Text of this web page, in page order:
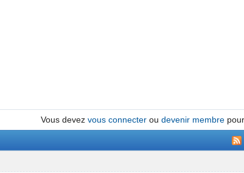
Vous devez vous connecterou devenir membre